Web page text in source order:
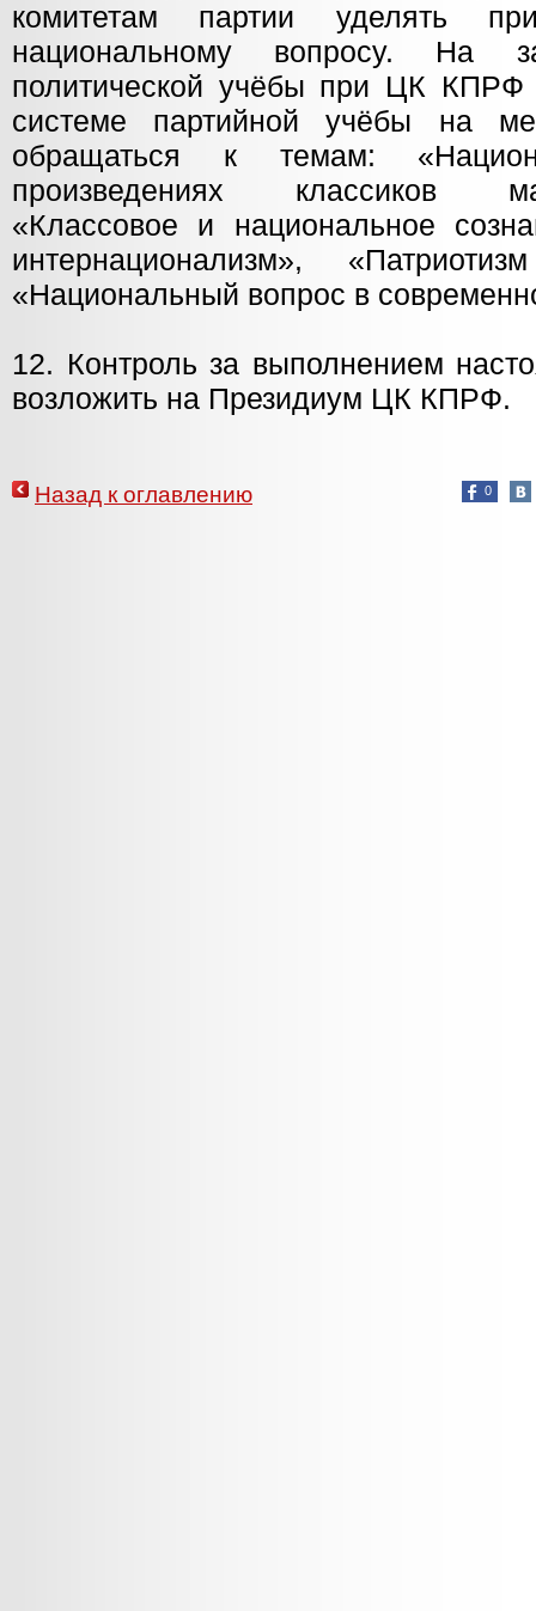
комитетам партии уделять
национальному вопросу. На
политической учёбы при ЦК КПРФ
системе партийной учёбы на
обращаться к темам:
произведениях классиков
«Классовое и национальное
интернационализм»,
«Национальный вопрос в
12. Контроль за выполнением
возложить на Президиум ЦК КПРФ.
0
Назад к оглавлению